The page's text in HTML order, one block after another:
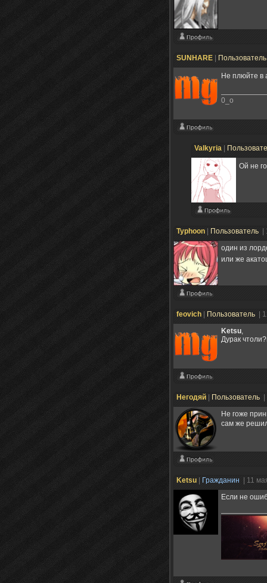
SUNHARE
Не плюйте в
0_о
Valkyria
Ой не
Typhoon Пользователь
один из
или же
feovich Пользователь
|
Ketsu,
Дурак
Негодяй Пользователь
Не гоже
сам же
Ketsu Гражданин
| 11
Если не